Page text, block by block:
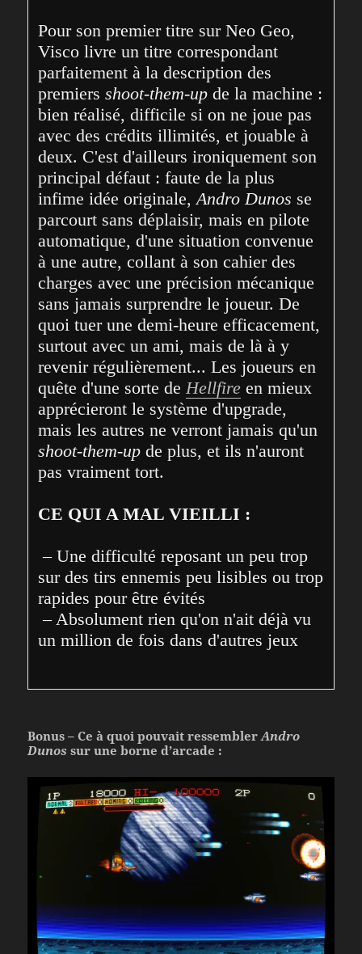
Pour son premier titre sur Neo Geo,
Visco livre un titre correspondant
parfaitement à la description des
premiers shoot-them-up de la machine :
bien réalisé, difficile si on ne joue pas
avec des crédits illimités, et jouable à
deux. C'est d'ailleurs ironiquement son
principal défaut : faute de la plus
infime idée originale, Andro Dunos se
parcourt sans déplaisir, mais en pilote
automatique, d'une situation convenue
à une autre, collant à son cahier des
charges avec une précision mécanique
sans jamais surprendre le joueur. De
quoi tuer une demi-heure efficacement,
surtout avec un ami, mais de là à y
revenir régulièrement... Les joueurs en
quête d'une sorte de Hellfire en mieux
apprécieront le système d'upgrade,
shoot-them-up de plus, et ils n'auront
pas vraiment tort.
CE QUI A MAL VIEILLI :
– Une difficulté reposant un peu trop
sur des tirs ennemis peu lisibles ou trop
rapides pour être évités
– Absolument rien qu'on n'ait déjà vu
un million de fois dans d'autres jeux
Bonus – Ce à quoi pouvait ressemblerAndro
Dunos sur une borne d’arcade :